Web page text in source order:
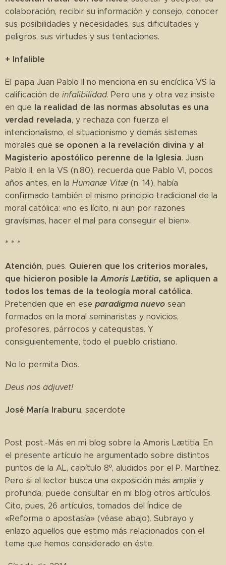
colaboración, recibir su información y consejo, conocer
sus posibilidades y necesidades, sus dificultades y
peligros, sus virtudes y sus tentaciones.
+ Infalible
El papa Juan Pablo II no menciona en su encíclica VS la
calificación de infalibilidad. Pero una y otra vez insiste
en que la realidad de las normas absolutas es una
verdad revelada, y rechaza con fuerza el
intencionalismo, el situacionismo y demás sistemas
morales que se oponen a la revelación divina y al
Magisterio apostólico perenne de la Iglesia. Juan
Pablo II, en la VS (n.80), recuerda que Pablo VI, pocos
años antes, en la Humanæ Vitæ (n. 14), había
confirmado también el mismo principio tradicional de la
moral católica: «no es lícito, ni aun por razones
gravísimas, hacer el mal para conseguir el bien».
* * *
Atención, pues. Quieren que los criterios morales,
que hicieron posible la Amoris Lætitia, se apliquen a
todos los temas de la teología moral católica.
Pretenden que en ese paradigma nuevo sean
formados en la moral seminaristas y novicios,
profesores, párrocos y catequistas. Y
consiguientemente, todo el pueblo cristiano.
No lo permita Dios.
Deus nos adjuvet!
José María Iraburu, sacerdote
Post post.-Más en mi blog sobre la Amoris Lætitia. En
el presente artículo he argumentado sobre distintos
puntos de la AL, capítulo 8º, aludidos por el P. Martínez.
Pero si el lector busca una exposición más amplia y
profunda, puede consultar en mi blog otros artículos.
Cito, pues, 26 artículos, tomados del Índice de
«Reforma o apostasía» (véase abajo). Subrayo y
enlazo aquellos que estimo más relacionados con el
tema que hemos considerado en éste.